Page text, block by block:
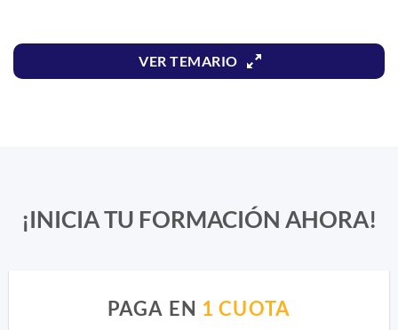
VER TEMARIO
¡INICIA TU FORMACIÓN AHORA!
PAGA EN 1 CUOTA